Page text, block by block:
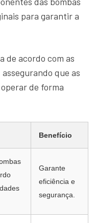
para garantir a
de acordo com as
que as
de forma
Benefício
Garante
eficiência e
segurança.